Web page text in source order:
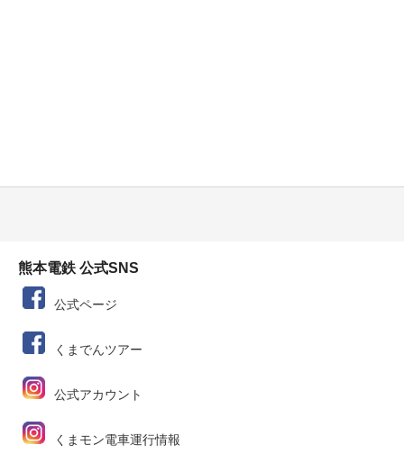
熊本電鉄 公式SNS
公式ページ
くまでんツアー
公式アカウント
くまモン電車運行情報